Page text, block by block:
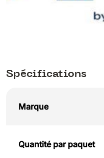
Spécifications
Marque
Quantité par paquet